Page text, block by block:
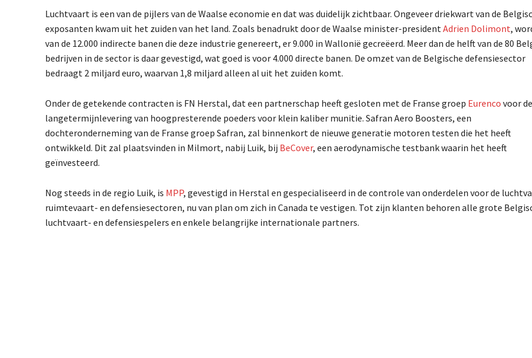
Luchtvaart is een van de pijlers van de Waalse economie en dat was duidelijk zichtbaar. Ongeveer driekwart van de
exposanten kwam uit het zuiden van het land. Zoals benadrukt door de Waalse minister-presidentAdrien Dolimont,
van de 12.000 indirecte banen die deze industrie genereert, er 9.000 in Wallonië gecreëerd. Meer dan de helft van de 80
bedrijven in de sector is daar gevestigd, wat goed is voor 4.000 directe banen. De omzet van de Belgische defensiesector
bedraagt 2 miljard euro, waarvan 1,8 miljard alleen al uit het zuiden komt.
Onder de getekende contracten is FN Herstal, dat een partnerschap heeft gesloten met de Franse groep Eurenco voor de
langetermijnlevering van hoogpresterende poeders voor klein kaliber munitie. Safran Aero Boosters, een
dochteronderneming van de Franse groep Safran, zal binnenkort de nieuwe generatie motoren testen die het heeft
ontwikkeld. Dit zal plaatsvinden in Milmort, nabij Luik, bij BeCover, een aerodynamische testbank waarin het heeft
geïnvesteerd.
Nog steeds in de regio Luik, is MPP, gevestigd in Herstal en gespecialiseerd in de controle van onderdelen voor de
ruimtevaart- en defensiesectoren, nu van plan om zich in Canada te vestigen. Tot zijn klanten behoren alle grote
luchtvaart- en defensiespelers en enkele belangrijke internationale partners.